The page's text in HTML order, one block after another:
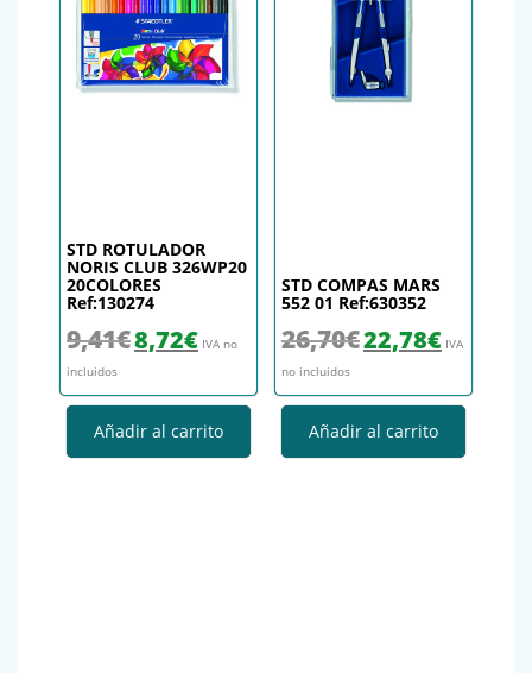
STD ROTULADOR
NORIS CLUB 326WP20
20COLORES
Ref:130274
9,41€ El precio original era: 9,41€.
8,72€El precio actual es: 8,72€.
IVA no
incluidos
Añadir al carrito
STD COMPAS MARS
552 01 Ref:630352
26,70€El precio original era:
22,78€El precio
IVA
no incluidos
Añadir al carrito